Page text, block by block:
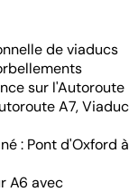
de viaducs
sur l'Autoroute
A7, Viaduc
: Pont d'Oxford à
A6 avec